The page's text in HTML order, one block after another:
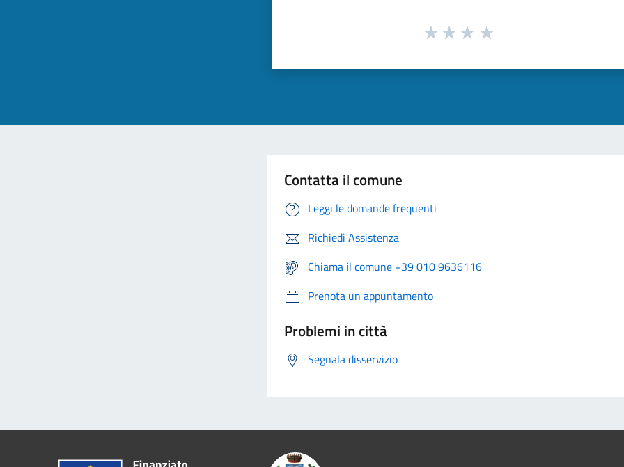
Contatta il comune
Leggi le domande frequenti
Richiedi Assistenza
Chiama il comune +39 010 9636116
Prenota un appuntamento
Problemi in città
Segnala disservizio